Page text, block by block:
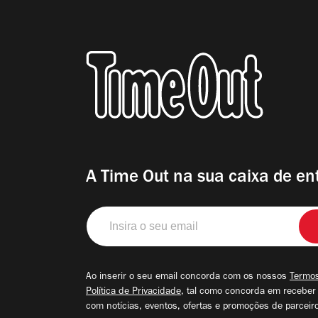
A Time Out na sua caixa de
Insira
o
seu
Ao inserir o seu email concorda com os nossos
Política de Privacidade, tal como concorda em
com notícias, eventos, ofertas e promoções de